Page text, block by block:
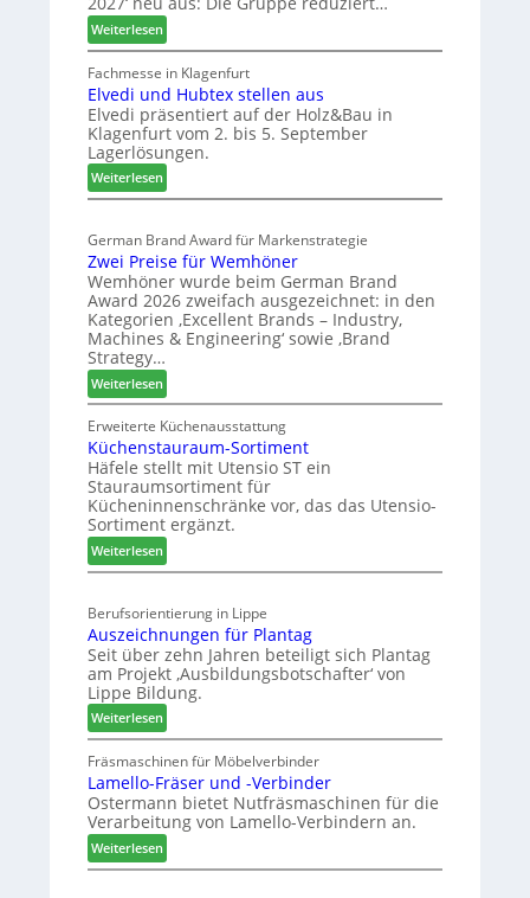
h
a
b
G
s
c
h
ä
f
j
a
h
r
Weiterlesen:
W
e
i
n
i
g
p
a
s
t
F
ü
h
r
u
n
a
n
Fachmesse in Klagenfurt
Elvedi und Hubtex stellen aus
Elvedi präsentiert auf der Holz&Bau in
Klagenfurt vom 2. bis 5. September
Lagerlösungen.
Weiterlesen:
E
v
e
d
i
u
n
d
H
u
b
t
e
x
s
t
e
e
n
a
u
s
German Brand Award für Markenstrategie
Zwei Preise für Wemhöner
Wemhöner wurde beim German Brand
Award 2026 zweifach ausgezeichnet: in den
Kategorien ‚Excellent Brands – Industry,
Machines & Engineering‘ sowie ‚Brand
Strategy…
Weiterlesen:
Z
w
e
i
P
r
e
i
s
f
ü
r
W
e
m
h
ö
n
e
r
Erweiterte Küchenausstattung
Küchenstauraum-Sortiment
Häfele stellt mit Utensio ST ein
Stauraumsortiment für
Kücheninnenschränke vor, das das Utensio-
Sortiment ergänzt.
Weiterlesen:
K
c
h
e
n
s
t
a
u
r
a
u
m
-
Berufsorientierung in Lippe
Auszeichnungen für Plantag
Seit über zehn Jahren beteiligt sich Plantag
am Projekt ‚Ausbildungsbotschafter‘ von
Lippe Bildung.
Weiterlesen:
A
u
s
z
e
c
Fräsmaschinen für Möbelverbinder
Lamello-Fräser und -Verbinder
Ostermann bietet Nutfräsmaschinen für die
Verarbeitung von Lamello-Verbindern an.
Weiterlesen:
L